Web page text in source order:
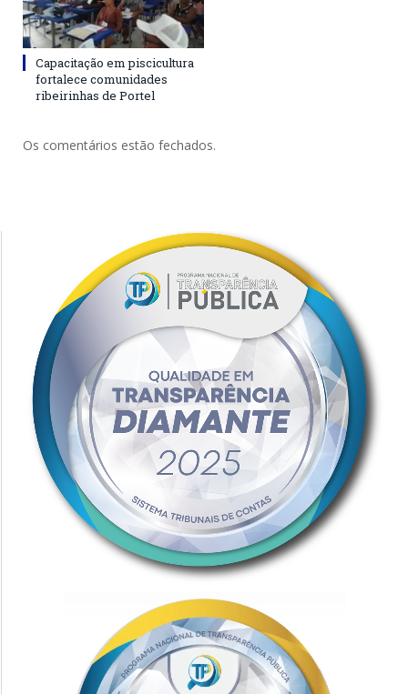
Capacitação em piscicultura
fortalece comunidades
ribeirinhas de Portel
Os comentários estão fechados.